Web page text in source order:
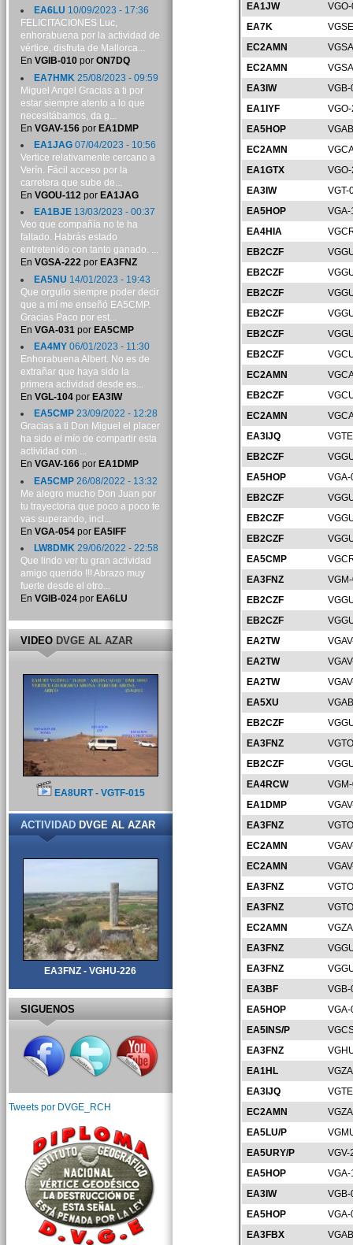
EA1JW
EA7K
EC2AMN
EC2AMN
EA3IW
EA1IYF
EA5HOP
EC2AMN
EA1GTX
EA3IW
VGT-
EA5HOP
EA4HIA
EB2CZF
EB2CZF
EB2CZF
EB2CZF
EB2CZF
EB2CZF
EC2AMN
EB2CZF
EC2AMN
EA3IJQ
EB2CZF
EA5HOP
EB2CZF
EB2CZF
EB2CZF
EA5CMP
EA3FNZ
EB2CZF
EB2CZF
EA2TW
EA2TW
EA2TW
EA5XU
EB2CZF
EA3FNZ
EB2CZF
EA4RCW
EA1DMP
EA3FNZ
EC2AMN
EC2AMN
EA3FNZ
EA3FNZ
EC2AMN
EA3FNZ
EA3FNZ
EA3BF
EA5HOP
EA5INS/P
EA3FNZ
EA1HL
EA3IJQ
EC2AMN
EA5LU/P
EA5URY/P
VGV-
EA5HOP
EA3IW
EA5HOP
EA3FBX
EA6LU 10/09/2023 - 17:36
FELICITACIONES Luc,
enhorabuena por la actividad de
vértice, disfruta de Mallorca...
En VGIB-010por ON7DQ
EA7HMK 25/08/2023 - 09:59
Miguel Angel Gracias a ti por
estar siempre atento a lo que
necesitábamos, da g...
En VGAV-156por EA1DMP
EA1JAG07/04/2023 - 10:56
Vertice relativamente cercano a
Verín. Fácil acceso por la
carretera que sube de...
En VGOU-112por EA1JAG
EA1BJE13/03/2023 - 00:37
Veo que compañía no te ha
faltado. Habrás estado
entretenido con tanto ganado. ...
En VGSA-222por EA3FNZ
EA5NU 14/01/2023 - 19:43
Que orgullo siempre poder decir
que a mí me enseñó EA5CMP.
Gracias Paco por est...
En VGA-031 por EA5CMP
EA4MY06/01/2023 - 11:30
Enhorabuena Albert. No es de
extrañar que haya sido la
primera actividad desde es...
En VGL-104por EA3IW
EA5CMP23/09/2022 - 12:28
Gracias a ti Don Miguel el placer
ha sido el mío de compartir esta
actividad con ...
En VGAV-166por EA1DMP
EA5CMP26/08/2022 - 13:32
Me alegro mucho Don Juan por
tu trayectoria que poco a poco te
vas superando, incl...
En VGA-054por EA5IFF
LW8DMK29/06/2022 - 22:58
Que lindo ver tu gran actividad
amigo querido !!! Abrazo muy
fuerte desde el otro...
En VGIB-024por EA6LU
VIDEODVGE AL AZAR
EA8URT - VGTF-015
ACTIVIDADDVGE AL AZAR
EA3FNZ - VGHU-226
SIGUENOS
Tweets por DVGE_RCH